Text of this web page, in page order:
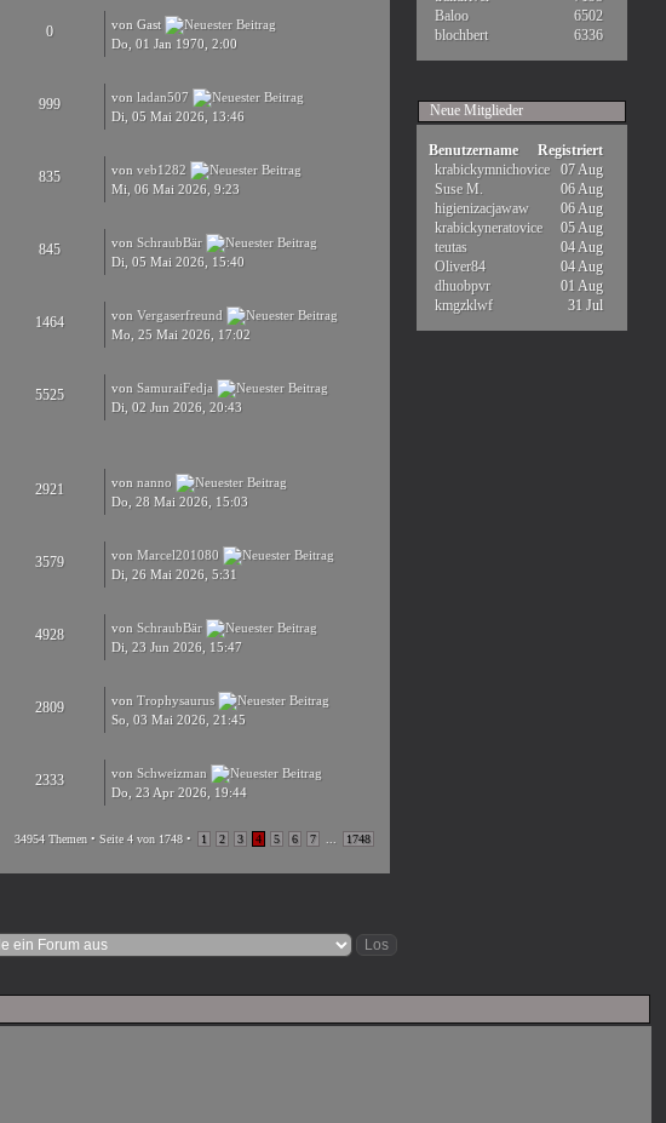
0
von Gast
Do, 01 Jan 1970, 2:00
999 vonladan507
Di, 05 Mai 2026, 13:46
835 vonveb1282
Mi, 06 Mai 2026, 9:23
845 vonSchraubBär
Di, 05 Mai 2026, 15:40
1464 vonVergaserfreund
Mo, 25 Mai 2026, 17:02
5525 vonSamuraiFedja
Di, 02 Jun 2026, 20:43
2921 vonnanno
Do, 28 Mai 2026, 15:03
3579 vonMarcel201080
Di, 26 Mai 2026, 5:31
4928 vonSchraubBär
Di, 23 Jun 2026, 15:47
2809 vonTrophysaurus
So, 03 Mai 2026, 21:45
2333 vonSchweizman
Do, 23 Apr 2026, 19:44
34954 Themen • Seite 4von 1748• 1 2 3 4 5 6 7 1748
Baloo
6502
blochbert
6336
Neue Mitglieder
Benutzername
Registriert
krabickymnichovice
07 Aug
Suse M.
06 Aug
higienizacjawaw
06 Aug
krabickyneratovice
05 Aug
teutas
04 Aug
Oliver84
04 Aug
dhuobpvr
01 Aug
kmgzklwf
31 Jul